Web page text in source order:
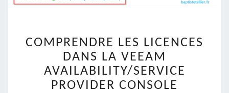
LES
LICENCES
DANS
LA
VEEAM
COMPRENDRE LES LICENCES
DANS LA VEEAM
AVAILABILITY/SERVICE
PROVIDER CONSOLE